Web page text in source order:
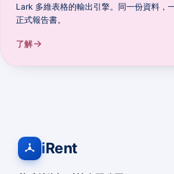
Lark 多維表格的輸出引擎。同一份資料，
正式報告書。
了解
iRent